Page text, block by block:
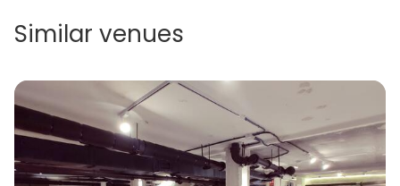
Similar venues